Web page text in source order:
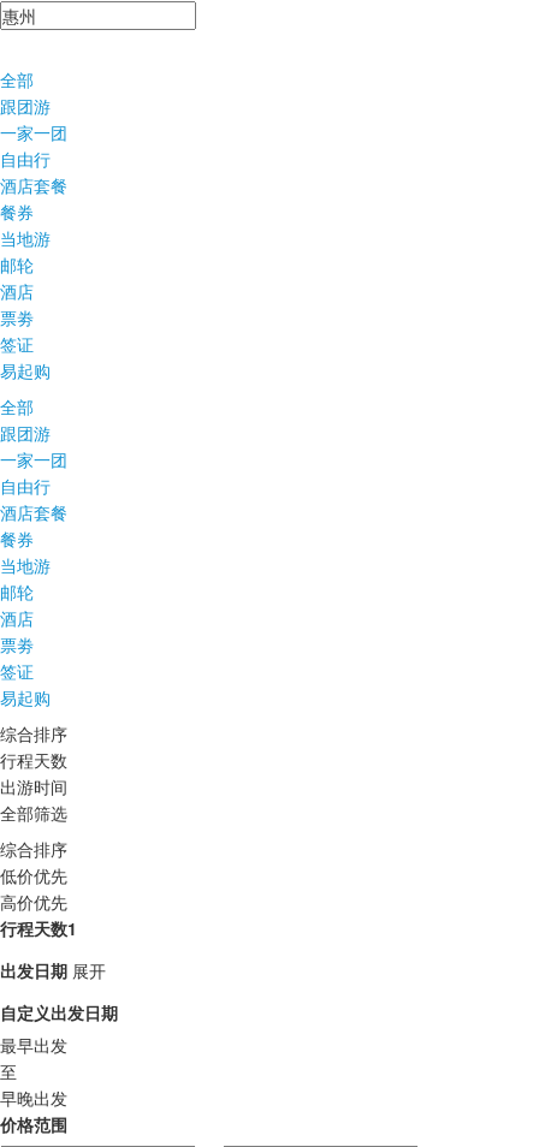
全部
跟团游
一家一团
自由行
酒店套餐
餐券
当地游
邮轮
酒店
票劵
签证
易起购
全部
跟团游
一家一团
自由行
酒店套餐
餐券
当地游
邮轮
酒店
票劵
签证
易起购
综合排序
行程天数
出游时间
全部筛选
综合排序
低价优先
高价优先
行程天数1
出发日期 展开
自定义出发日期
最早出发
至
早晚出发
价格范围